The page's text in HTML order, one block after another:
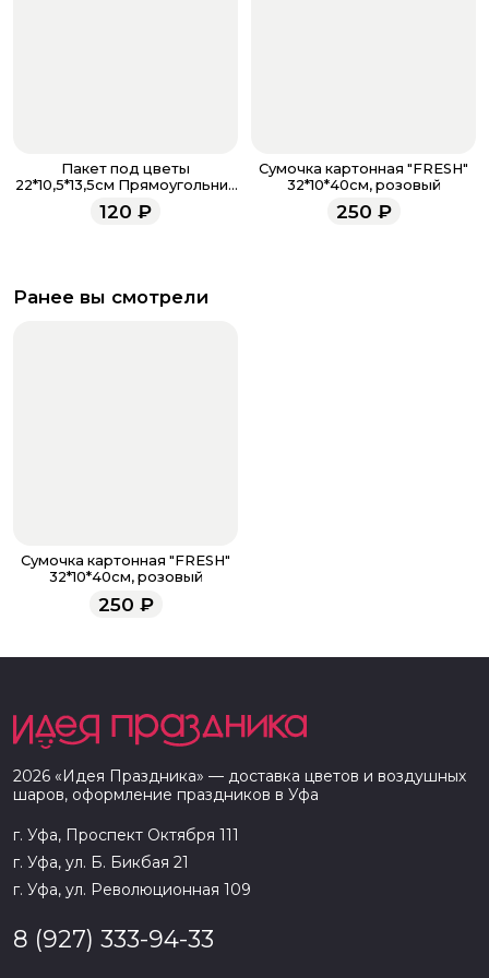
Пакет под цветы
22*10,5*13,5см Прямоугольник
Фуксия с пластиковой ручкой
120 ₽
Сумочка картонная "FRESH"
32*10*40см, розовый
250 ₽
Ранее вы смотрели
Сумочка картонная "FRESH"
32*10*40см, розовый
250 ₽
2026 «Идея Праздника» — доставка цветов и воздушных
шаров, оформление праздников в Уфа
г. Уфа, Проспект Октября 111
г. Уфа, ул. Б. Бикбая 21
г. Уфа, ул. Революционная 109
8 (927) 333-94-33